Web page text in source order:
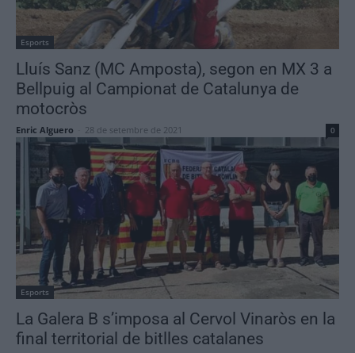
Esports
Lluís Sanz (MC Amposta), segon en MX 3 a
Bellpuig al Campionat de Catalunya de
motocròs
Enric Alguero 28 de setembre de 2021 0
Esports
La Galera B s’imposa al Cervol Vinaròs en la
final territorial de bitlles catalanes